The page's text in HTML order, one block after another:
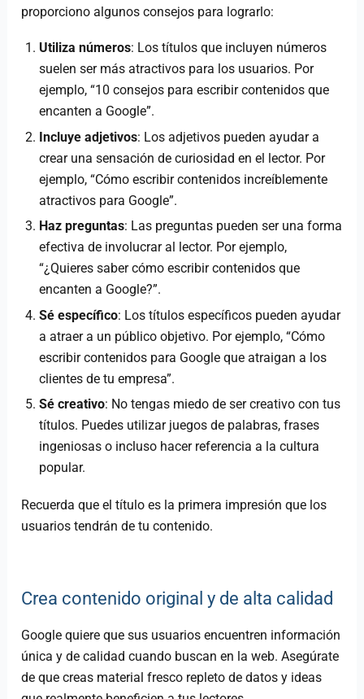
proporciono algunos consejos para lograrlo:
Utiliza números: Los títulos que incluyen números
suelen ser más atractivos para los usuarios. Por
ejemplo, “10 consejos para escribir contenidos que
encanten a Google”.
Incluye adjetivos: Los adjetivos pueden ayudar a
crear una sensación de curiosidad en el lector. Por
ejemplo, “Cómo escribir contenidos increíblemente
atractivos para Google”.
Haz preguntas: Las preguntas pueden ser una forma
efectiva de involucrar al lector. Por ejemplo,
“¿Quieres saber cómo escribir contenidos que
encanten a Google?”.
Sé específico: Los títulos específicos pueden ayudar
a atraer a un público objetivo. Por ejemplo, “Cómo
escribir contenidos para Google que atraigan a los
clientes de tu empresa”.
Sé creativo: No tengas miedo de ser creativo con tus
títulos. Puedes utilizar juegos de palabras, frases
ingeniosas o incluso hacer referencia a la cultura
popular.
Recuerda que el título es la primera impresión que los
usuarios tendrán de tu contenido.
Crea contenido original y de alta calidad
Google quiere que sus usuarios encuentren información
única y de calidad cuando buscan en la web. Asegúrate
de que creas material fresco repleto de datos y ideas